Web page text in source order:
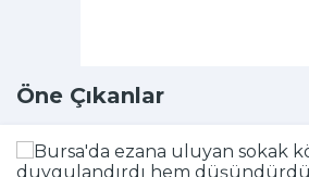
Öne Çıkanlar